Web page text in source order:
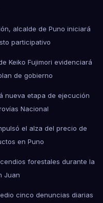
alcalde de Puno iniciará
participativo
Keiko Fujimori evidenciará
de gobierno
nueva etapa de ejecución
Nacional
el alza del precio de
en Puno
forestales durante la
Juan
cinco denuncias diarias